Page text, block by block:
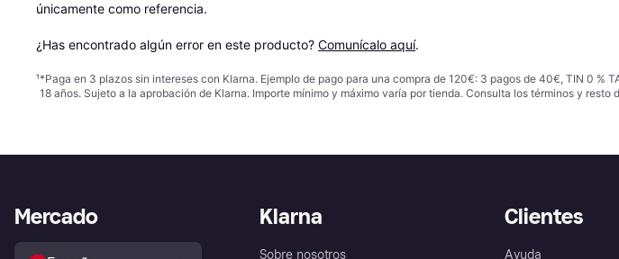
únicamente como referencia.
¿Has encontrado algún error en este producto? Comunícalo aquí.
¹*Paga en 3 plazos sin intereses con Klarna. Ejemplo de pago para una compra de 120€: 3 pagos de 40€, TIN 0 %
18 años. Sujeto a la aprobación de Klarna. Importe mínimo y máximo varía por tienda. Consulta los términos y resto
Klarna
Sobre nosotros
Clientes
Ayuda
Mercado